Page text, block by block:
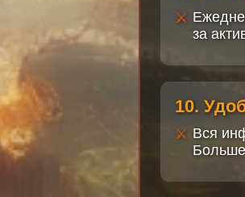
за
10.
Вся
Больше